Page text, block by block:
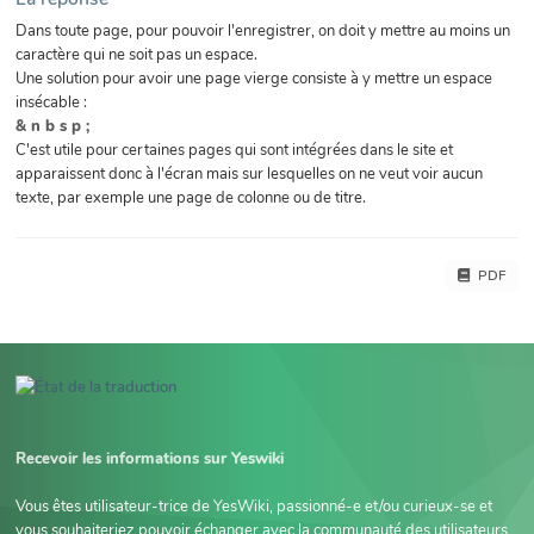
Dans toute page, pour pouvoir l'enregistrer, on doit y mettre au moins un
caractère qui ne soit pas un espace.
Une solution pour avoir une page vierge consiste à y mettre un espace
insécable :
& n b s p ;
C'est utile pour certaines pages qui sont intégrées dans le site et
apparaissent donc à l'écran mais sur lesquelles on ne veut voir aucun
texte, par exemple une page de colonne ou de titre.
PDF
Recevoir les informations sur Yeswiki
Vous êtes utilisateur-trice de YesWiki, passionné-e et/ou curieux-se et